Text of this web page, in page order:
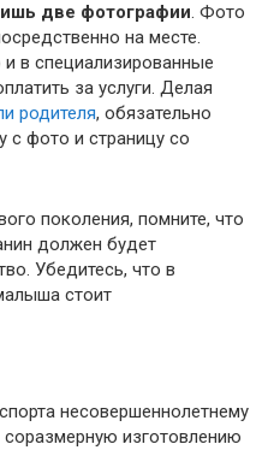
две фотографии. Фото
на месте.
в специализированные
за услуги. Делая
родителя, обязательно
с фото и страницу со
поколения, помните, что
должен будет
Убедитесь, что в
стоит
несовершеннолетнему
соразмерную изготовлению